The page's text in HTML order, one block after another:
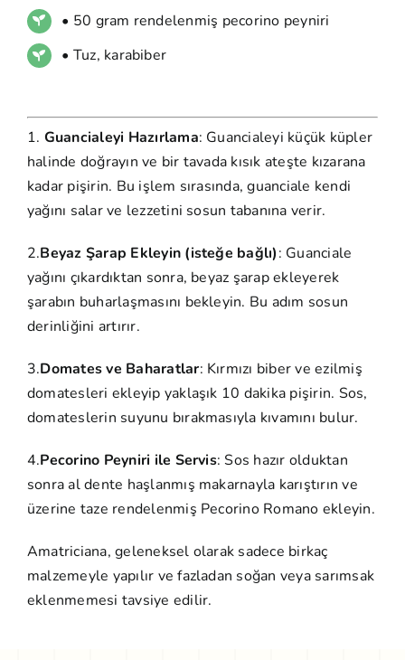
• 50 gram rendelenmiş pecorino peyniri
• Tuz, karabiber
1. Guancialeyi Hazırlama: Guancialeyi küçük küpler
halinde doğrayın ve bir tavada kısık ateşte kızarana
kadar pişirin. Bu işlem sırasında, guanciale kendi
yağını salar ve lezzetini sosun tabanına verir.
2.Beyaz Şarap Ekleyin (isteğe bağlı): Guanciale
yağını çıkardıktan sonra, beyaz şarap ekleyerek
şarabın buharlaşmasını bekleyin. Bu adım sosun
derinliğini artırır.
3.Domates ve Baharatlar: Kırmızı biber ve ezilmiş
domatesleri ekleyip yaklaşık 10 dakika pişirin. Sos,
domateslerin suyunu bırakmasıyla kıvamını bulur.
4.Pecorino Peyniri ile Servis: Sos hazır olduktan
sonra al dente haşlanmış makarnayla karıştırın ve
üzerine taze rendelenmiş Pecorino Romano ekleyin.
Amatriciana, geleneksel olarak sadece birkaç
malzemeyle yapılır ve fazladan soğan veya sarımsak
eklenmemesi tavsiye edilir.